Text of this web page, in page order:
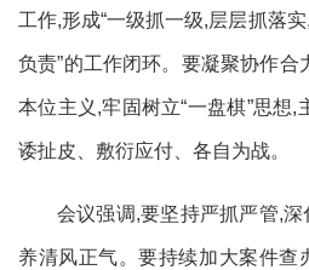
工作,形成“一级抓一级,层层抓落
负责”的工作闭环。要凝聚协作合
本位主义,牢固树立“一盘棋”思想
诿扯皮、敷衍应付、各自为战。
会议强调,要坚持严抓严管,
养清风正气。要持续加大案件查